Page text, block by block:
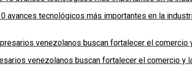
avances tecnológicos más importantes en la
venezolanos buscan fortalecer el comercio y